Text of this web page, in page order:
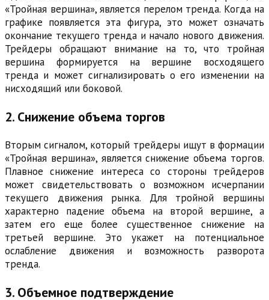
«Тройная вершина», является перелом тренда. Когда на
графике появляется эта фигура, это может означать
окончание текущего тренда и начало нового движения.
Трейдеры обращают внимание на то, что тройная
вершина формируется на вершине восходящего
тренда и может сигнализировать о его изменении на
нисходящий или боковой.
2. Снижение объема торгов
Вторым сигналом, который трейдеры ищут в формации
«Тройная вершина», является снижение объема торгов.
Плавное снижение интереса со стороны трейдеров
может свидетельствовать о возможном исчерпании
текущего движения рынка. Для тройной вершины
характерно падение объема на второй вершине, а
затем его еще более существенное снижение на
третьей вершине. Это укажет на потенциальное
ослабление движения и возможность разворота
тренда.
3. Объемное подтверждение